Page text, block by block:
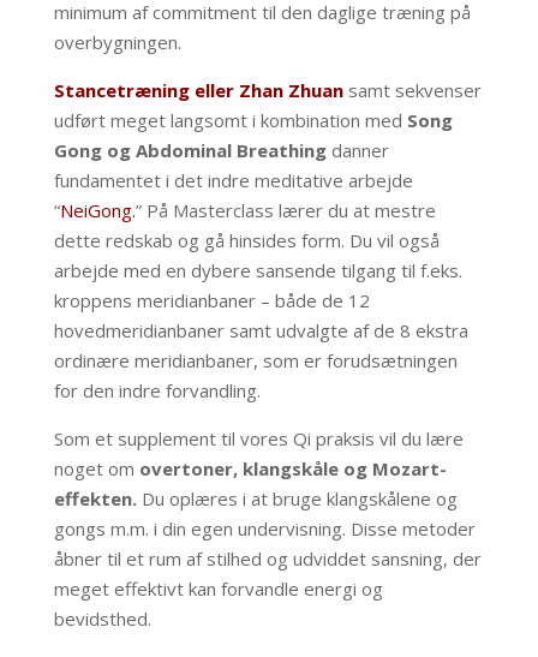
minimum af commitment til den daglige træning på
overbygningen.
Stancetræning eller Zhan Zhuansamt sekvenser
udført meget langsomt i kombination med Song
Gong og Abdominal Breathingdanner
fundamentet i det indre meditative arbejde
“NeiGong.” På Masterclass lærer du at mestre
dette redskab og gå hinsides form. Du vil også
arbejde med en dybere sansende tilgang til f.eks.
kroppens meridianbaner – både de 12
hovedmeridianbaner samt udvalgte af de 8 ekstra
ordinære meridianbaner, som er forudsætningen
for den indre forvandling.
Som et supplement til vores Qi praksis vil du lære
noget om overtoner, klangskåle og Mozart-
effekten.Du oplæres i at bruge klangskålene og
gongs m.m. i din egen undervisning. Disse metoder
åbner til et rum af stilhed og udviddet sansning, der
meget effektivt kan forvandle energi og
bevidsthed.